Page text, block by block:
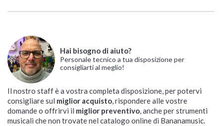
Hai bisogno di aiuto?
Personale tecnico a tua disposizione per
consigliarti al meglio!
Il nostro staff è a vostra completa disposizione, per potervi
consigliare sul miglior acquisto, rispondere alle vostre
domande o offrirvi il miglior preventivo, anche per strumenti
musicali che non trovate nel catalogo online di Bananamusic.